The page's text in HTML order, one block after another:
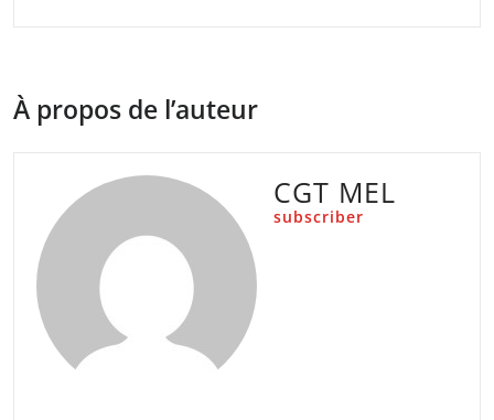
À propos de l’auteur
CGT MEL
subscriber